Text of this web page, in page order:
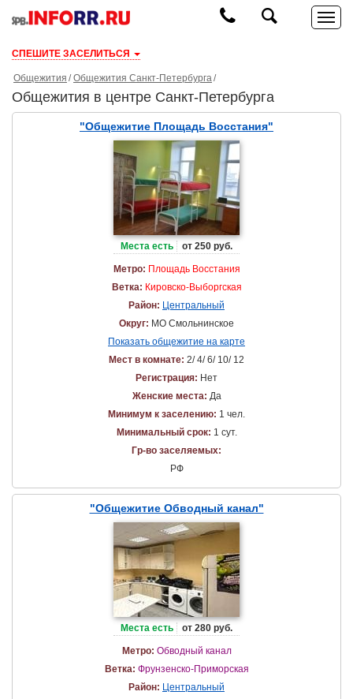
СПЕШИТЕ ЗАСЕЛИТЬСЯ
Общежития Общежития Санкт-Петербурга
Общежития в центре Санкт-Петербурга
"Общежитие Площадь Восстания"
Места есть от 250 руб.
Метро: Площадь Восстания
Ветка: Кировско-Выборгская
Район: Центральный
Округ: МО Смольнинское
Показать общежитие на карте
Мест в комнате: 2/ 4/ 6/ 10/ 12
Регистрация: Нет
Женские места: Да
Минимум к заселению: 1 чел.
Минимальный срок: 1 сут.
Гр-во заселяемых:
РФ
"Общежитие Обводный канал"
Места есть от 280 руб.
Метро: Обводный канал
Ветка: Фрунзенско-Приморская
Район: Центральный